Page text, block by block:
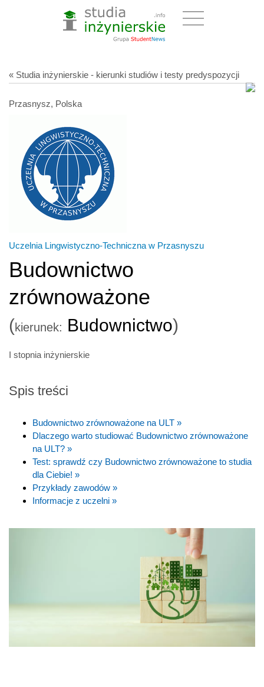
« Studia inżynierskie - kierunki studiów i testy predyspozycji
Przasnysz, Polska
Uczelnia Lingwistyczno-Techniczna w Przasnyszu
Budownictwo
zrównoważone
(kierunek: Budownictwo)
I stopnia inżynierskie
Spis treści
Budownictwo zrównoważone na ULT »
Dlaczego warto studiować Budownictwo zrównoważone
na ULT? »
Test: sprawdź czy Budownictwo zrównoważone to studia
dla Ciebie! »
Przykłady zawodów »
Informacje z uczelni »